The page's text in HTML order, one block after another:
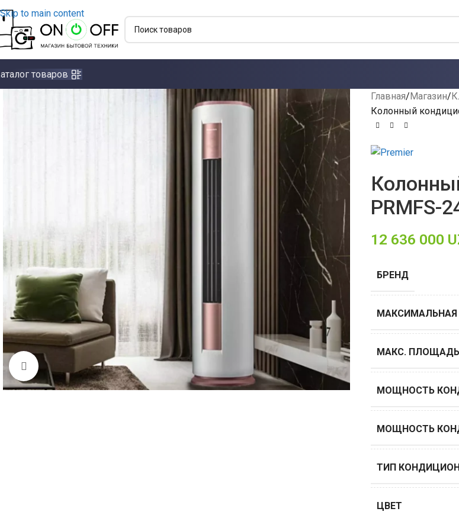
Skip to main content
товаров
Click to enlarge
Главная Магазин
Колонный
PRMFS-
12 636 000
БРЕНД
МАКС. ПЛОЩАДЬ
МОЩНОСТЬ
МОЩНОСТЬ
ТИП
ЦВЕТ